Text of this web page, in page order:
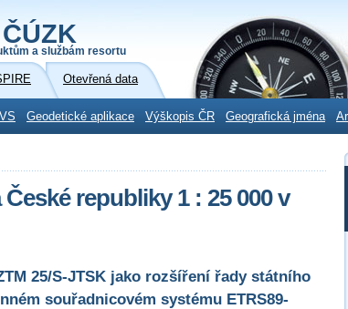
a službám resortu
Otevřená data
Geodetické aplikace Výškopis ČR Geografická jména
republiky 1 : 25 000 v
25/S-JTSK jako rozšíření řady státního
souřadnicovém systému ETRS89-